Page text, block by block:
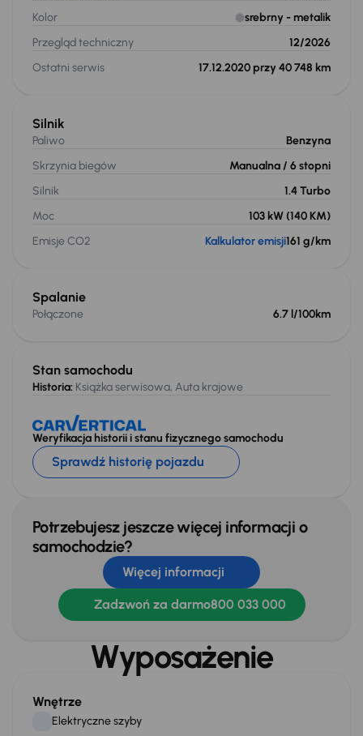
Kolor
srebrny - metalik
Przegląd techniczny
12/2026
Ostatni serwis
17.12.2020 przy 40 748 km
Stan samochodu
Historia: Książka serwisowa, Auta krajowe
Weryfikacja historii i stanu fizycznego samochodu
Sprawdź historię pojazdu
Silnik
Paliwo
Benzyna
Skrzynia biegów
Manualna / 6 stopni
Silnik
1.4 Turbo
Moc
103 kW (140 KM)
Emisje CO2
Kalkulator emisji161 g/km
Spalanie
Połączone 6.7 l/100km
Potrzebujesz jeszcze więcej informacji o
samochodzie?
Więcej informacji
Zadzwoń za darmo800 033 000
Wyposażenie
Wnętrze
Elektryczne szyby